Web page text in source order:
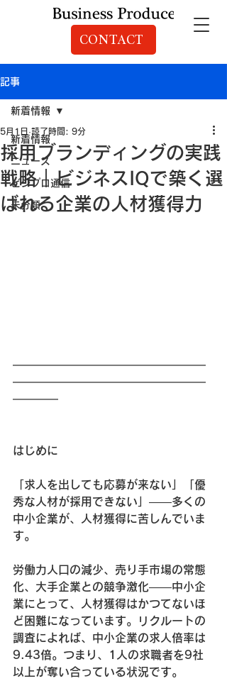
CONTACT
記事
新着情報
ニュース
ビジプロ通信
未分類
新着情報
採用ブランディングの実践
戦略｜ビジネスIQで築く選
ばれる企業の人材獲得力
5月1日 読了時間: 9分
━━━━━━━━━━━━━━━━━
━━━━━━━━━━━━━━━━━
━━━━
はじめに
「求人を出しても応募が来ない」「優
秀な人材が採用できない」——多くの
中小企業が、人材獲得に苦しんでいま
す。
労働力人口の減少、売り手市場の常態
化、大手企業との競争激化——中小企
業にとって、人材獲得はかつてないほ
ど困難になっています。リクルートの
調査によれば、中小企業の求人倍率は
9.43倍。つまり、1人の求職者を9社
以上が奪い合っている状況です。